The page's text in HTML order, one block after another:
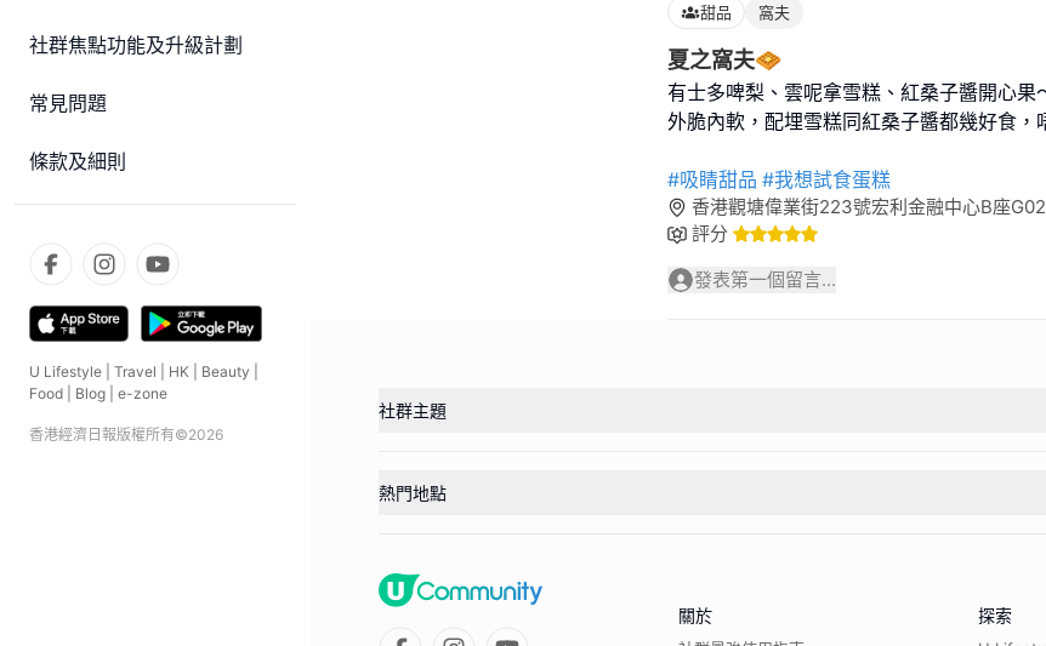
社群焦點功能及升級計劃
常見問題
條款及細則
U Lifestyle Travel HK Beauty
Food
Blog e-zone
香港經濟日報版權所有©2026
甜品 窩夫
夏之窩夫🧇
有士多啤梨、雲呢拿雪糕、紅桑子醬開心果
外脆內軟，配埋雪糕同紅桑子醬都幾好食，
#吸睛甜品 #我想試食蛋糕
香港觀塘偉業街223號宏利金融中心B座G02
評分
發表第一個留言...
社群主題
熱門地點
關於 探索